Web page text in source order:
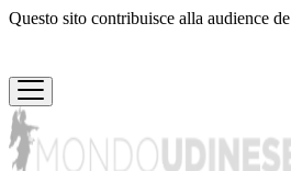
Questo sito contribuisce alla audience de